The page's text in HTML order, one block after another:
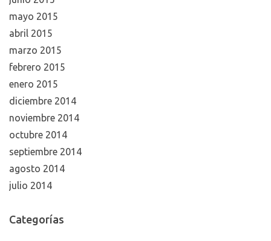
mayo 2015
abril 2015
marzo 2015
febrero 2015
enero 2015
diciembre 2014
noviembre 2014
octubre 2014
septiembre 2014
agosto 2014
julio 2014
Categorías